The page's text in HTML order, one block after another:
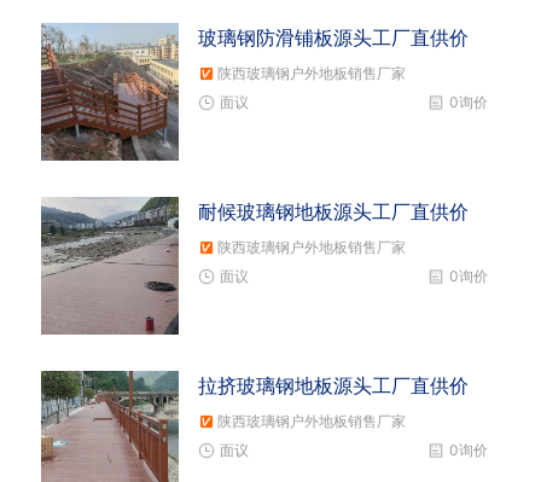
玻璃钢防滑铺板源头工厂直供价
陕西玻璃钢户外地板销售厂家
0询价
面议
耐候玻璃钢地板源头工厂直供价
陕西玻璃钢户外地板销售厂家
0询价
面议
拉挤玻璃钢地板源头工厂直供价
陕西玻璃钢户外地板销售厂家
0询价
面议